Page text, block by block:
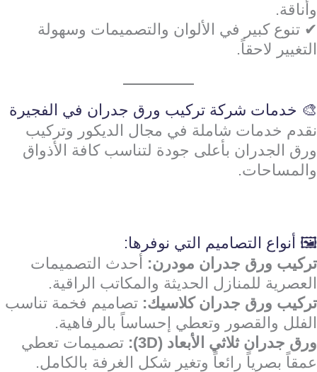
وأناقة.
✔ تنوع كبير في الألوان والتصميمات وسهولة
التغيير لاحقاً.
🎨 خدمات شركة تركيب ورق جدران في الفجيرة
نقدم خدمات شاملة في مجال الديكور وتركيب
ورق الجدران بأعلى جودة لتناسب كافة الأذواق
والمساحات.
🖼️ أنواع التصاميم التي نوفرها:
تركيب ورق جدران مودرن: أحدث التصميمات
العصرية للمنازل الحديثة والمكاتب الراقية.
تركيب ورق جدران كلاسيك: تصاميم فخمة تناسب
الفلل والقصور وتعطي إحساساً بالرفاهية.
ورق جدران ثلاثي الأبعاد (3D):
تصميمات تعطي
عمقاً بصرياً رائعاً وتغير شكل الغرفة بالكامل.